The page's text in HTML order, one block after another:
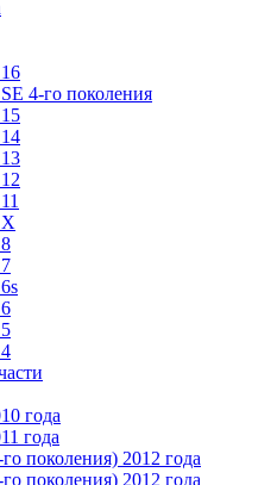
4-го поколения
года
года
поколения) 2012 года
поколения) 2012 года